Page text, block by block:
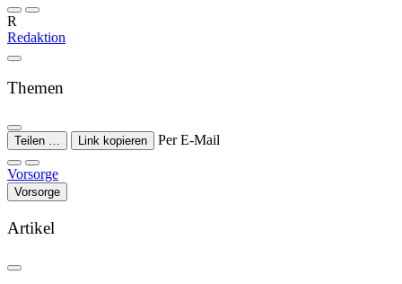
R
Redaktion
Themen
Teilen … Link kopieren Per E-Mail
Vorsorge
Vorsorge
Artikel